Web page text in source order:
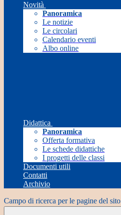
Novità
Panoramica
Le notizie
Le circolari
Calendario eventi
Albo online
Didattica
Panoramica
Offerta formativa
Le schede didattiche
I progetti delle classi
Documenti utili
Contatti
Archivio
Campo di ricerca per le pagine del sito